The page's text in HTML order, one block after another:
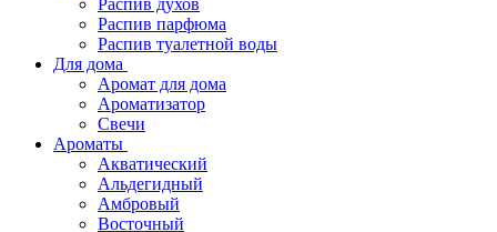
Распив духов
Распив парфюма
Распив туалетной воды
Для дома
Аромат для дома
Ароматизатор
Свечи
Ароматы
Акватический
Альдегидный
Амбровый
Восточный